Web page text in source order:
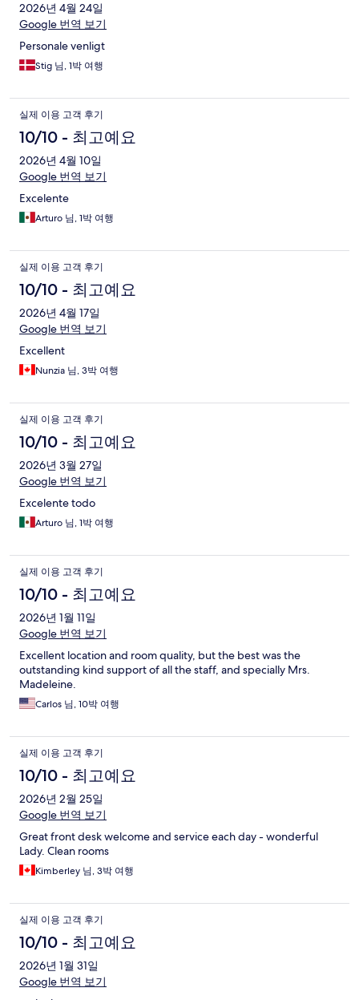
2026년 4월 24일
Google 번역 보기
Personale venligt
Stig 님, 1박 여행
실제 이용 고객 후기
10/10 - 최고예요
2026년 4월 10일
Google 번역 보기
Excelente
Arturo 님, 1박 여행
실제 이용 고객 후기
10/10 - 최고예요
2026년 4월 17일
Google 번역 보기
Excellent
Nunzia 님, 3박 여행
실제 이용 고객 후기
10/10 - 최고예요
2026년 3월 27일
Google 번역 보기
Excelente todo
Arturo 님, 1박 여행
실제 이용 고객 후기
10/10 - 최고예요
2026년 1월 11일
Google 번역 보기
Excellent location and room quality, but the best was the
outstanding kind support of all the staff, and specially Mrs.
Madeleine.
Carlos 님, 10박 여행
실제 이용 고객 후기
10/10 - 최고예요
2026년 2월 25일
Google 번역 보기
Great front desk welcome and service each day - wonderful
Lady. Clean rooms
Kimberley 님, 3박 여행
실제 이용 고객 후기
10/10 - 최고예요
2026년 1월 31일
Google 번역 보기